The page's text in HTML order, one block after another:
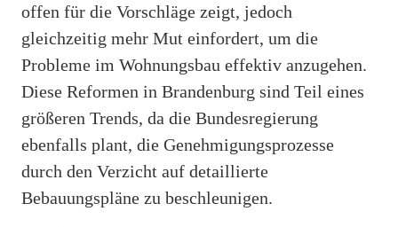
offen für die Vorschläge zeigt, jedoch
gleichzeitig mehr Mut einfordert, um die
Probleme im Wohnungsbau effektiv anzugehen.
Diese Reformen in Brandenburg sind Teil eines
größeren Trends, da die Bundesregierung
ebenfalls plant, die Genehmigungsprozesse
durch den Verzicht auf detaillierte
Bebauungspläne zu beschleunigen.